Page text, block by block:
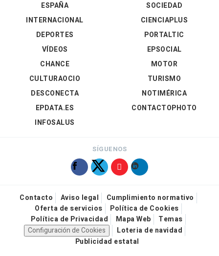
ESPAÑA
INTERNACIONAL
DEPORTES
VÍDEOS
SOCIEDAD
CIENCIAPLUS
PORTALTIC
EPSOCIAL
CHANCE
CULTURAOCIO
DESCONECTA
EPDATA.ES
INFOSALUS
MOTOR
TURISMO
NOTIMÉRICA
CONTACTOPHOTO
SÍGUENOS
Contacto Aviso legal
Cumplimiento normativo
Oferta de servicios
Política de Cookies
Política de Privacidad
Mapa Web
Temas
Configuración de Cookies
Loteria de navidad
Publicidad estatal